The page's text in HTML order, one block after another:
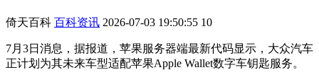
倚天百科 百科资讯 2026-07-03 19:50:55 10
7月3日消息，据报道，苹果服务器端最新代码显示，大众汽车
正计划为其未来车型适配苹果Apple Wallet数字车钥匙服务。